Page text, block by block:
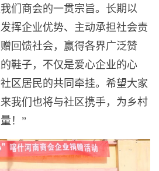
们商会的一贯宗旨。长期以
挥企业优势、主动承担社会责
回馈社会，赢得各界广泛赞
鞋子，不仅是爱心企业的心
区居民的共同牵挂。希望大家
我们也将与社区携手，为乡村
！”